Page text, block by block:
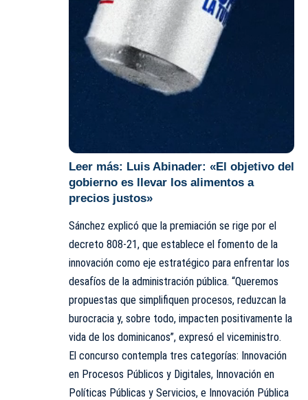
Leer más: Luis Abinader: «El objetivo del
gobierno es llevar los alimentos a
precios justos»
Sánchez explicó que la premiación se rige por el
decreto 808-21, que establece el fomento de la
innovación como eje estratégico para enfrentar los
desafíos de la administración pública. “Queremos
propuestas que simplifiquen procesos, reduzcan la
burocracia y, sobre todo, impacten positivamente la
vida de los dominicanos”, expresó el viceministro.
El concurso contempla tres categorías: Innovación
en Procesos Públicos y Digitales, Innovación en
Políticas Públicas y Servicios, e Innovación Pública